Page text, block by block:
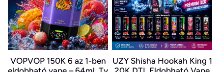
VOPVOP 150K 6 az 1-ben
UZY Shisha Hookah King 1